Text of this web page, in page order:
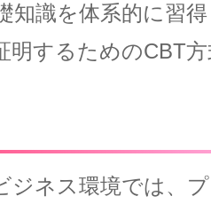
知識を体系的に習
明するためのCBT
ジネス環境では、